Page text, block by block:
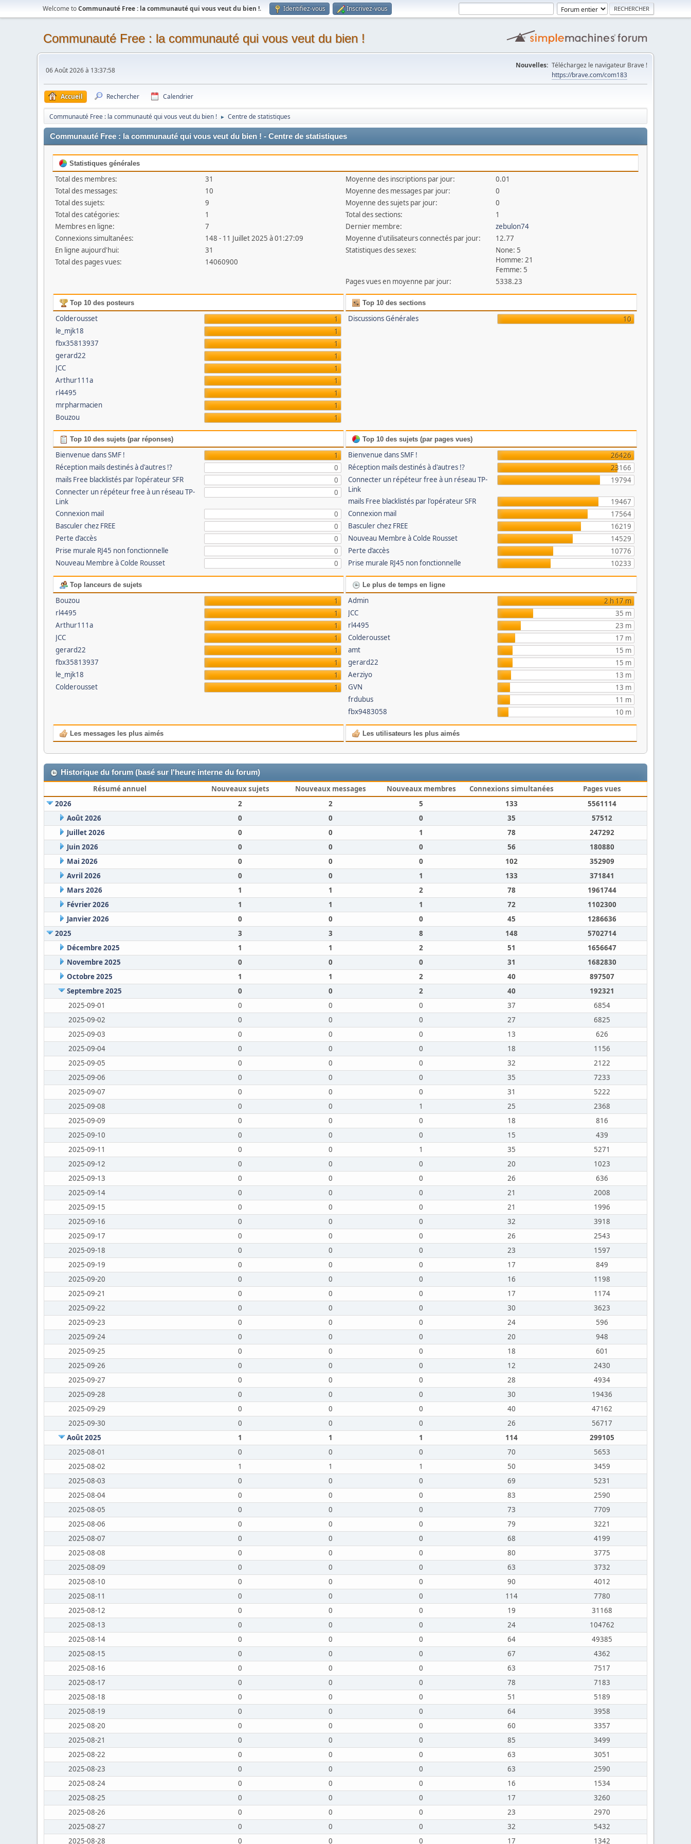
Welcome toCommunauté Free : la communauté qui vous veut du bien !. Identifiez-vous Inscrivez-vous
Communauté Free : la communauté qui vous veut du bien !
06 Août 2026 à 13:37:58
Nouvelles: Téléchargez le navigateur Brave !
https://brave.com/com183
Accueil Rechercher Calendrier
Communauté Free : la communauté qui vous veut du bien ! ► Centre de statistiques
Communauté Free : la communauté qui vous veut du bien ! - Centre de statistiques
Statistiques générales
Total des membres:
31
Total des messages:
10
Total des sujets:
9
Total des catégories:
1
Membres en ligne:
7
Connexions simultanées:
148 - 11 Juillet 2025 à 01:27:09
En ligne aujourd'hui:
31
Total des pages vues:
14060900
Moyenne des inscriptions par jour:
0.01
Moyenne des messages par jour:
0
Moyenne des sujets par jour:
0
Total des sections:
1
Dernier membre:
zebulon74
Moyenne d'utilisateurs connectés par jour:
12.77
Statistiques des sexes:
None: 5
Homme: 21
Femme: 5
Pages vues en moyenne par jour:
5338.23
Top 10 des posteurs
Colderousset
1
le_mjk18
1
fbx35813937
1
gerard22
1
JCC
1
Arthur111a
1
rl4495
1
mrpharmacien
1
Bouzou
1
Top 10 des sections
Discussions Générales 10
Top 10 des sujets (par réponses)
Bienvenue dans SMF !
1
Réception mails destinés à d'autres !?
0
mails Free blacklistés par l'opérateur SFR
0
Connecter un répéteur free à un réseau TP-
Link
0
Connexion mail
0
Basculer chez FREE
0
Perte d’accès
0
Prise murale RJ45 non fonctionnelle
0
Nouveau Membre à Colde Rousset
0
Top 10 des sujets (par pages vues)
Bienvenue dans SMF !
26426
Réception mails destinés à d'autres !?
23166
Connecter un répéteur free à un réseau TP-
Link
19794
mails Free blacklistés par l'opérateur SFR
19467
Connexion mail
17564
Basculer chez FREE
16219
Nouveau Membre à Colde Rousset
14529
Perte d’accès
10776
Prise murale RJ45 non fonctionnelle
10233
Top lanceurs de sujets
Bouzou
1
rl4495
1
Arthur111a
1
JCC
1
gerard22
1
fbx35813937
1
le_mjk18
1
Colderousset
1
Le plus de temps en ligne
Admin
2 h 17 m
JCC
35 m
rl4495
23 m
Colderousset
17 m
amt
15 m
gerard22
15 m
Aerziyo
13 m
GVN
13 m
frdubus
11 m
fbx9483058
10 m
Les messages les plus aimés Les utilisateurs les plus aimés
Historique du forum (basé sur l'heure interne du forum)
Résumé annuel Nouveaux sujets Nouveaux messages Nouveaux membres Connexions simultanées
Pages vues
2026
2 2 5 133
5561114
Août 2026
0 0 0 35
57512
Juillet 2026
0 0 1 78
247292
Juin 2026
0 0 0 56
180880
Mai 2026
0 0 0 102
352909
Avril 2026
0 0 1 133
371841
Mars 2026
1 1 2 78
1961744
Février 2026
1 1 1 72
1102300
Janvier 2026
0 0 0 45
1286636
2025
3 3 8 148
5702714
Décembre 2025
1 1 2 51
1656647
Novembre 2025
0 0 0 31
1682830
Octobre 2025
1 1 2 40
897507
Septembre 2025
0 0 2 40
192321
2025-09-01
0 0 0 37
6854
2025-09-02
0 0 0 27
6825
2025-09-03
0 0 0 13
626
2025-09-04
0 0 0 18
1156
2025-09-05
0 0 0 32
2122
2025-09-06
0 0 0 35
7233
2025-09-07
0 0 0 31
5222
2025-09-08
0 0 1 25
2368
2025-09-09
0 0 0 18
816
2025-09-10
0 0 0 15
439
2025-09-11
0 0 1 35
5271
2025-09-12
0 0 0 20
1023
2025-09-13
0 0 0 26
636
2025-09-14
0 0 0 21
2008
2025-09-15
0 0 0 21
1996
2025-09-16
0 0 0 32
3918
2025-09-17
0 0 0 26
2543
2025-09-18
0 0 0 23
1597
2025-09-19
0 0 0 17
849
2025-09-20
0 0 0 16
1198
2025-09-21
0 0 0 17
1174
2025-09-22
0 0 0 30
3623
2025-09-23
0 0 0 24
596
2025-09-24
0 0 0 20
948
2025-09-25
0 0 0 18
601
2025-09-26
0 0 0 12
2430
2025-09-27
0 0 0 28
4934
2025-09-28
0 0 0 30
19436
2025-09-29
0 0 0 40
47162
2025-09-30
0 0 0 26
56717
Août 2025
1 1 1 114
299105
2025-08-01
0 0 0 70
5653
2025-08-02
1 1 1 50
3459
2025-08-03
0 0 0 69
5231
2025-08-04
0 0 0 83
2590
2025-08-05
0 0 0 73
7709
2025-08-06
0 0 0 79
3221
2025-08-07
0 0 0 68
4199
2025-08-08
0 0 0 80
3775
2025-08-09
0 0 0 63
3732
2025-08-10
0 0 0 90
4012
2025-08-11
0 0 0 114
7780
2025-08-12
0 0 0 19
31168
2025-08-13
0 0 0 24
104762
2025-08-14
0 0 0 64
49385
2025-08-15
0 0 0 67
4362
2025-08-16
0 0 0 63
7517
2025-08-17
0 0 0 78
7183
2025-08-18
0 0 0 51
5189
2025-08-19
0 0 0 64
3958
2025-08-20
0 0 0 60
3357
2025-08-21
0 0 0 85
3499
2025-08-22
0 0 0 63
3051
2025-08-23
0 0 0 63
2590
2025-08-24
0 0 0 16
1534
2025-08-25
0 0 0 17
3260
2025-08-26
0 0 0 23
2970
2025-08-27
0 0 0 32
5432
2025-08-28
0 0 0 17 1342